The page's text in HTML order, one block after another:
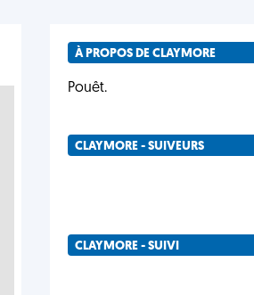
À PROPOS DE CLAYMORE
Pouêt.
CLAYMORE - SUIVEURS
CLAYMORE - SUIVI